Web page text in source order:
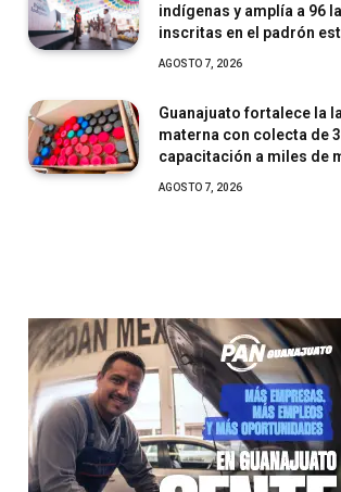
indígenas y amplía a 96
inscritas en el padrón
AGOSTO 7, 2026
Guanajuato fortalece la
materna con colecta de
capacitación a miles de
AGOSTO 7, 2026